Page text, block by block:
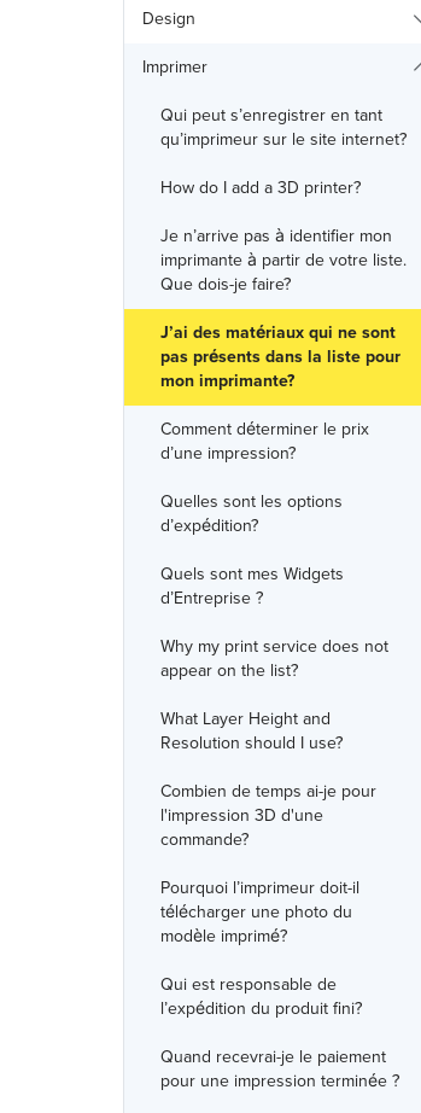
Design
Imprimer
Qui peut s’enregistrer en tant
qu’imprimeur sur le site internet?
How do I add a 3D printer?
Je n’arrive pas à identifier mon
imprimante à partir de votre liste.
Que dois-je faire?
J’ai des matériaux qui ne sont
pas présents dans la liste pour
mon imprimante?
Comment déterminer le prix
d’une impression?
Quelles sont les options
d’expédition?
Quels sont mes Widgets
d’Entreprise ?
Why my print service does not
appear on the list?
What Layer Height and
Resolution should I use?
Combien de temps ai-je pour
l'impression 3D d'une
commande?
Pourquoi l’imprimeur doit-il
télécharger une photo du
modèle imprimé?
Qui est responsable de
l’expédition du produit fini?
Quand recevrai-je le paiement
pour une impression terminée ?